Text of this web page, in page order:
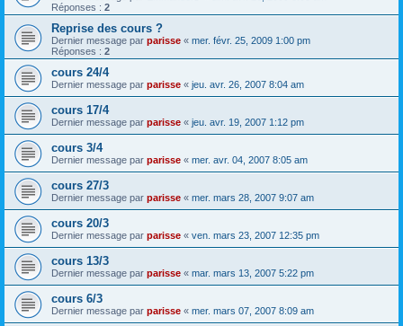
Réponses : 2
Reprise des cours ?
Dernier message par parisse « mer. févr. 25, 2009 1:00 pm
Réponses : 2
cours 24/4
Dernier message par parisse « jeu. avr. 26, 2007 8:04 am
cours 17/4
Dernier message par parisse « jeu. avr. 19, 2007 1:12 pm
cours 3/4
Dernier message par parisse « mer. avr. 04, 2007 8:05 am
cours 27/3
Dernier message par parisse « mer. mars 28, 2007 9:07 am
cours 20/3
Dernier message par parisse « ven. mars 23, 2007 12:35 pm
cours 13/3
Dernier message par parisse « mar. mars 13, 2007 5:22 pm
cours 6/3
Dernier message par parisse « mer. mars 07, 2007 8:09 am